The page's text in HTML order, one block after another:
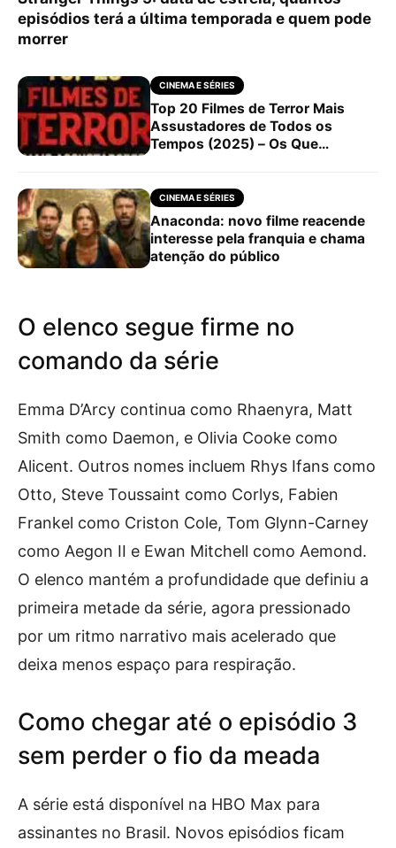
episódios terá a última temporada e quem pode
morrer
CINEMA E SÉRIES
Top 20 Filmes de Terror Mais
Assustadores de Todos os
Tempos (2025) – Os Que
CINEMA E SÉRIES
Anaconda: novo filme reacende
interesse pela franquia e chama
atenção do público
O elenco segue firme no
comando da série
Emma D’Arcy continua como Rhaenyra, Matt
Smith como Daemon, e Olivia Cooke como
Alicent. Outros nomes incluem Rhys Ifans como
Otto, Steve Toussaint como Corlys, Fabien
Frankel como Criston Cole, Tom Glynn-Carney
como Aegon II e Ewan Mitchell como Aemond.
O elenco mantém a profundidade que definiu a
primeira metade da série, agora pressionado
por um ritmo narrativo mais acelerado que
deixa menos espaço para respiração.
Como chegar até o episódio 3
sem perder o fio da meada
A série está disponível na HBO Max para
assinantes no Brasil. Novos episódios ficam